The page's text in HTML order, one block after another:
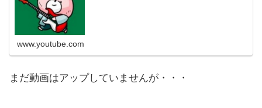
www.youtube.com
まだ動画はアップしていませんが・・・